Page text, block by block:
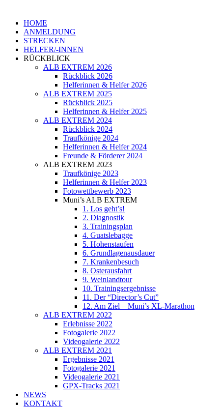
HOME
ANMELDUNG
STRECKEN
HELFER/-INNEN
RÜCKBLICK
ALB EXTREM 2026
Rückblick 2026
Helferinnen & Helfer 2026
ALB EXTREM 2025
Rückblick 2025
Helferinnen & Helfer 2025
ALB EXTREM 2024
Rückblick 2024
Traufkönige 2024
Helferinnen & Helfer 2024
Freunde & Förderer 2024
ALB EXTREM 2023
Traufkönige 2023
Helferinnen & Helfer 2023
Fotowettbewerb 2023
Muni’s ALB EXTREM
1. Los geht’s!
2. Diagnostik
3. Trainingsplan
4. Guatslebagge
5. Hohenstaufen
6. Grundlagenausdauer
7. Krankenbesuch
8. Osterausfahrt
9. Weinlandtour
10. Trainingsergebnisse
11. Der “Director’s Cut”
12. Am Ziel – Muni’s XL-Marathon
ALB EXTREM 2022
Erlebnisse 2022
Fotogalerie 2022
Videogalerie 2022
ALB EXTREM 2021
Ergebnisse 2021
Fotogalerie 2021
Videogalerie 2021
GPX-Tracks 2021
NEWS
KONTAKT